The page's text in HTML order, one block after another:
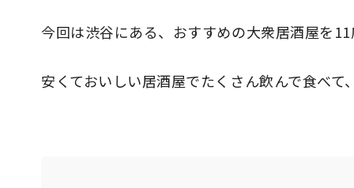
今回は渋谷にある、おすすめの大衆居酒屋を11
安くておいしい居酒屋でたくさん飲んで食べて